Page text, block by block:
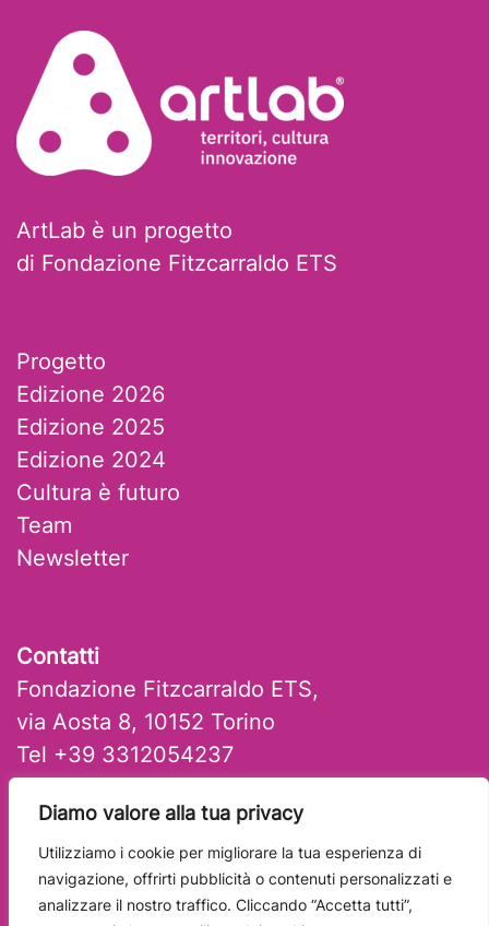
Diamo valore alla tua privacy
Utilizziamo i cookie per migliorare la tua esperienza di
navigazione, offrirti pubblicità o contenuti personalizzati e
analizzare il nostro traffico. Cliccando “Accetta tutti”,
ArtLab è un progetto
di Fondazione Fitzcarraldo ETS
Progetto
Edizione 2026
Edizione 2025
Edizione 2024
Cultura è futuro
Team
Newsletter
Contatti
Fondazione Fitzcarraldo ETS,
via Aosta 8, 10152 Torino
Tel +39 3312054237